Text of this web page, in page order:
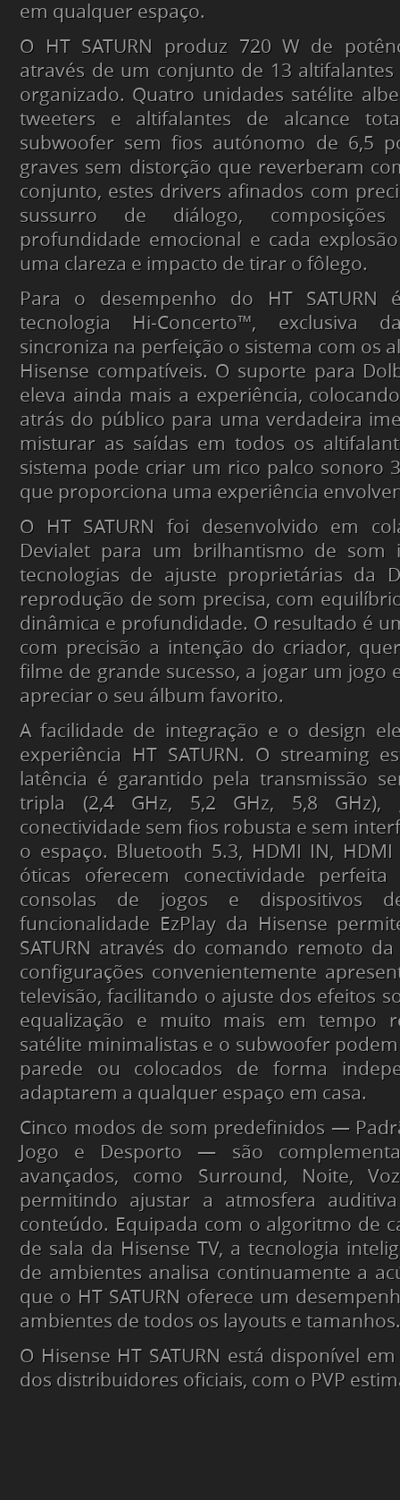
em qualquer espaço.
O HT SATURN produz 720 W de
através de um conjunto de 13
organizado. Quatro unidades satélite
tweeters e altifalantes de alcance
subwoofer sem fios autónomo de 6,5
graves sem distorção que reverberam
conjunto, estes drivers afinados com
sussurro de diálogo,
profundidade emocional e cada
uma clareza e impacto de tirar o fôlego.
Para o desempenho do HT SATURN
tecnologia Hi‑Concerto™, exclusiva
sincroniza na perfeição o sistema com os
Hisense compatíveis. O suporte para
eleva ainda mais a experiência,
atrás do público para uma verdadeira
misturar as saídas em todos os
sistema pode criar um rico palco sonoro
que proporciona uma experiência
O HT SATURN foi desenvolvido em
Devialet para um brilhantismo de som
tecnologias de ajuste proprietárias da
reprodução de som precisa, com
dinâmica e profundidade. O resultado é
com precisão a intenção do criador,
filme de grande sucesso, a jogar um jogo
apreciar o seu álbum favorito.
A facilidade de integração e o design
experiência HT SATURN. O streaming
latência é garantido pela transmissão
tripla (2,4 GHz, 5,2 GHz, 5,8 GHz),
conectividade sem fios robusta e sem
o espaço. Bluetooth 5.3, HDMI IN, HDMI
óticas oferecem conectividade perfeita
consolas de jogos e dispositivos
funcionalidade EzPlay da Hisense
SATURN através do comando remoto da
configurações convenientemente
televisão, facilitando o ajuste dos efeitos
equalização e muito mais em tempo
satélite minimalistas e o subwoofer
parede ou colocados de forma
adaptarem a qualquer espaço em casa.
Cinco modos de som predefinidos —
Jogo e Desporto — são
avançados, como Surround, Noite,
permitindo ajustar a atmosfera
conteúdo. Equipada com o algoritmo de
de sala da Hisense TV, a tecnologia
de ambientes analisa continuamente a
que o HT SATURN oferece um
ambientes de todos os layouts e tamanhos.
O Hisense HT SATURN está disponível
dos distribuidores oficiais, com o PVP